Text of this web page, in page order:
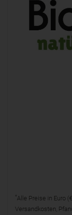
*Alle Preise in Euro
Versandkosten,